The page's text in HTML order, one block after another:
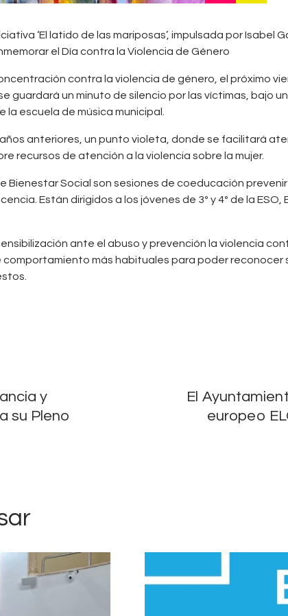
‘El latido de las mariposas’, impulsada por Isabel
el Día contra la Violencia de Género
contra la violencia de género, el próximo
guardará un minuto de silencio por las víctimas, bajo
la escuela de música municipal.
anteriores, un punto violeta, donde se facilitará
recursos de atención a la violencia sobre la mujer.
Social son sesiones de coeducación prevenir
Están dirigidos a los jóvenes de 3º y 4º de la ESO,
ante el abuso y prevención la violencia
más habituales para poder reconocer
y
su Pleno
El
europeo